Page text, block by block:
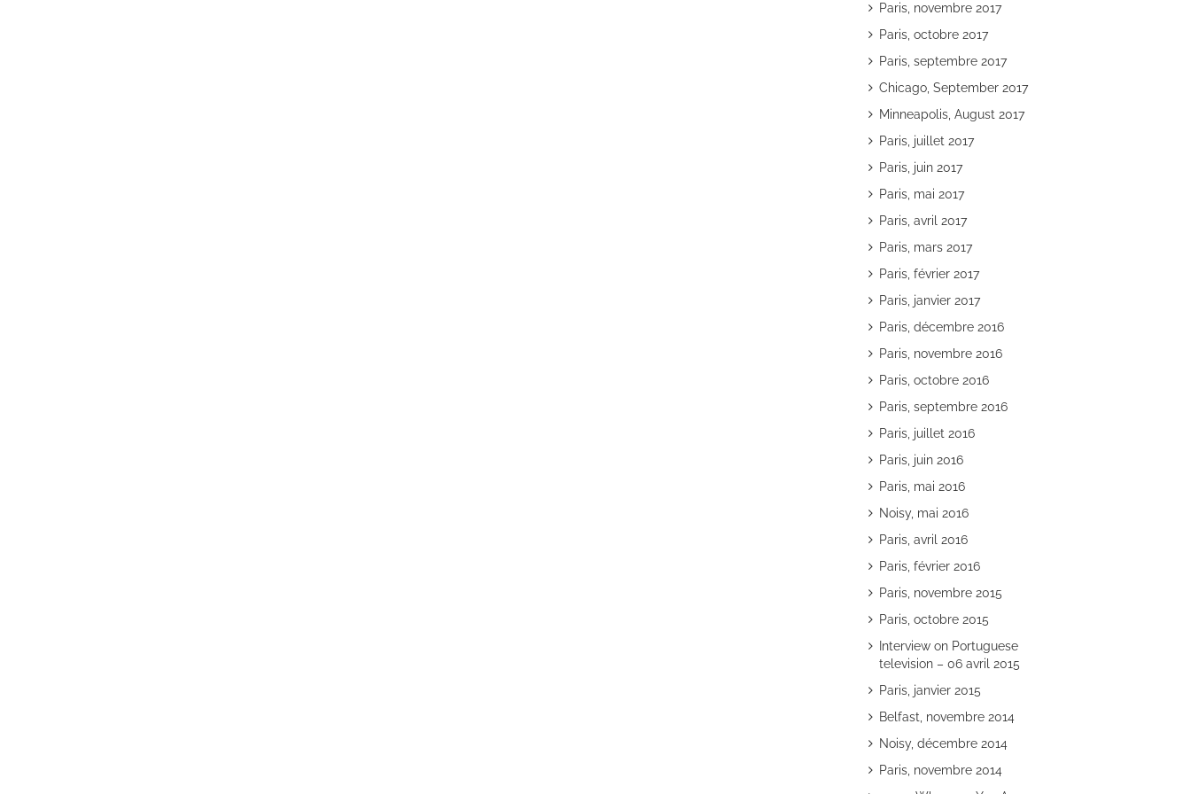
Paris, novembre 2017
Paris, octobre 2017
Paris, septembre 2017
Chicago, September 2017
Minneapolis, August 2017
Paris, juillet 2017
Paris, juin 2017
Paris, mai 2017
Paris, avril 2017
Paris, mars 2017
Paris, février 2017
Paris, janvier 2017
Paris, décembre 2016
Paris, novembre 2016
Paris, octobre 2016
Paris, septembre 2016
Paris, juillet 2016
Paris, juin 2016
Paris, mai 2016
Noisy, mai 2016
Paris, avril 2016
Paris, février 2016
Paris, novembre 2015
Paris, octobre 2015
Interview on Portuguese
television – 06 avril 2015
Paris, janvier 2015
Belfast, novembre 2014
Noisy, décembre 2014
Paris, novembre 2014